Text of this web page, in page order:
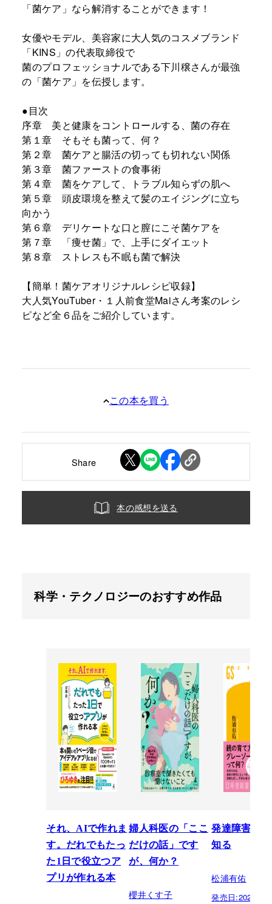
「菌ケア」なら解消することができます！
女優やモデル、美容家に大人気のコスメブランド
「KINS」の代表取締役で
菌のプロフェッショナルである下川穣さんが最強
の「菌ケア」を伝授します。
●目次
序章 美と健康をコントロールする、菌の存在
第１章 そもそも菌って、何？
第２章 菌ケアと腸活の切っても切れない関係
第３章 菌ファーストの食事術
第４章 菌をケアして、トラブル知らずの肌へ
第５章 頭皮環境を整えて髪のエイジングに立ち
向かう
第６章 デリケートな口と膣にこそ菌ケアを
第７章 「痩せ菌」で、上手にダイエット
第８章 ストレスも不眠も菌で解決
【簡単！菌ケアオリジナルレシピ収録】
大人気YouTuber・１人前食堂Maiさん考案のレシ
ピなど全６品をご紹介しています。
この本を買う
Share
本の感想を送る
科学・テクノロジーのおすすめ作品
それ、AIで作れま
す。だれでもたっ
た1日で役立つア
プリが作れる本
婦人科医の「ここ
だけの話」です
が、何か？
櫻井くす子
発達障害を
知る
松浦有佑
発売日: